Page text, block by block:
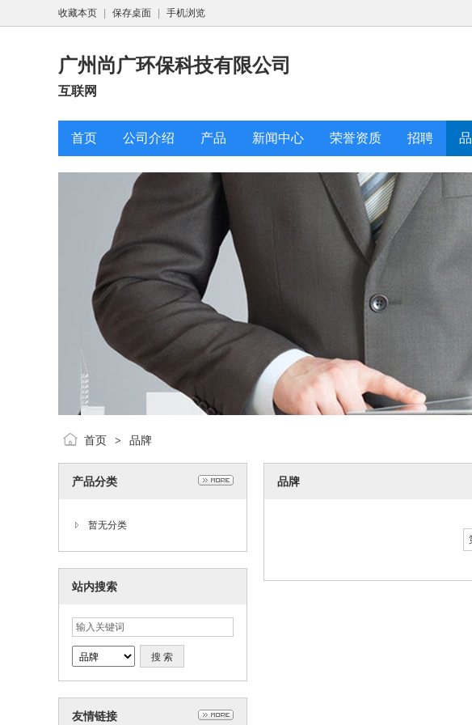
收藏本页 保存桌面 手机浏览
广州尚广环保科技有限公司
互联网
首页 公司介绍 产品 新闻中心 荣誉资质 招聘
首页 > 品牌
产品分类
暂无分类
站内搜索
友情链接
品牌